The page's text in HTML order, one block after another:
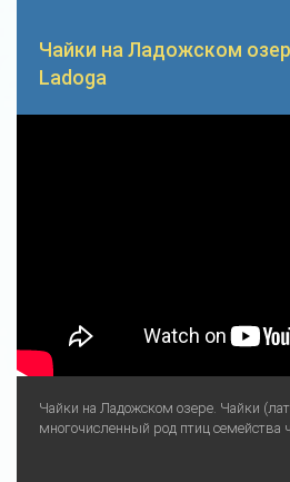
Чайки на Ладожском
Ladoga
Чайки на Ладожском озере. Чайки
многочисленный род птиц семейства